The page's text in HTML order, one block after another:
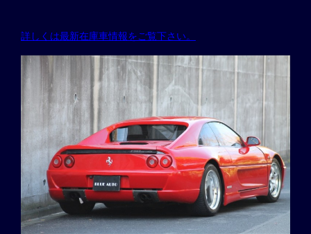
詳しくは最新在庫車情報をご覧下さい。